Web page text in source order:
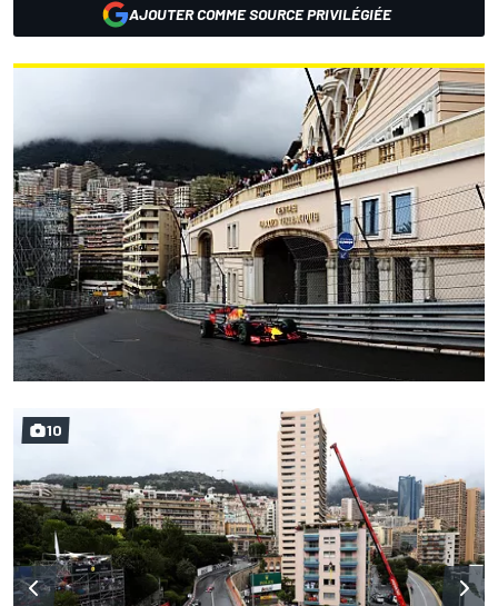
AJOUTER COMME SOURCE PRIVILÉGIÉE
10